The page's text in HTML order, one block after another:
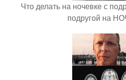
Что делать на ночевке с
подругой на